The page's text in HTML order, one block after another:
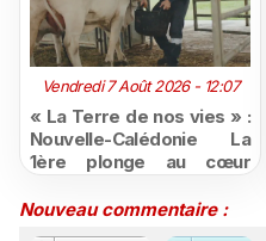
Vendredi 7 Août 2026 - 12:07
« La Terre de nos vies » :
Nouvelle-Calédonie La
1ère plonge au cœur
mutation
Nouveau commentaire :